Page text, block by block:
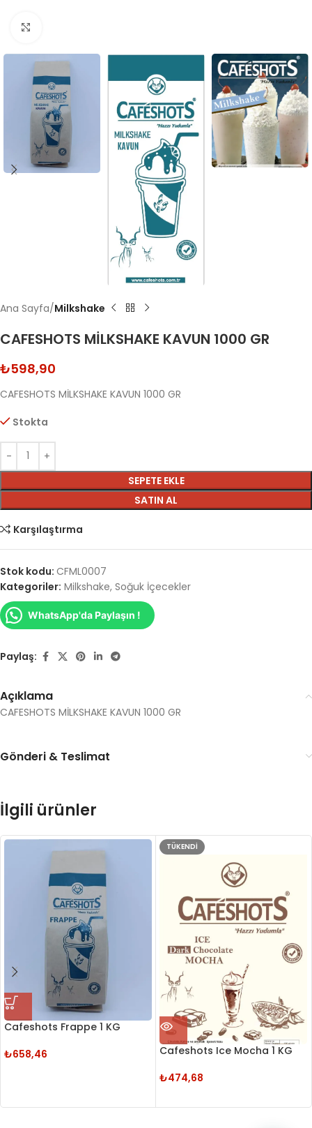
Ana Sayfa Milkshake
CAFESHOTS MİLKSHAKE KAVUN 1000 GR
₺598,90
CAFESHOTS MİLKSHAKE KAVUN 1000 GR
Stokta
SEPETE EKLE
SATIN AL
Karşılaştırma
Stok kodu: CFML0007
Kategoriler: Milkshake, Soğuk İçecekler
WhatsApp'da Paylaşın !
Paylaş:
Açıklama
CAFESHOTS MİLKSHAKE KAVUN 1000 GR
Gönderi & Teslimat
İlgili ürünler
Cafeshots Frappe 1 KG
₺658,46
TÜKENDI
Cafeshots Ice Mocha 1 KG
₺474,68